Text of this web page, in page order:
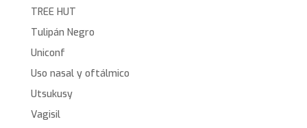
TREE HUT
Tulipán Negro
Uniconf
Uso nasal y oftálmico
Utsukusy
Vagisil